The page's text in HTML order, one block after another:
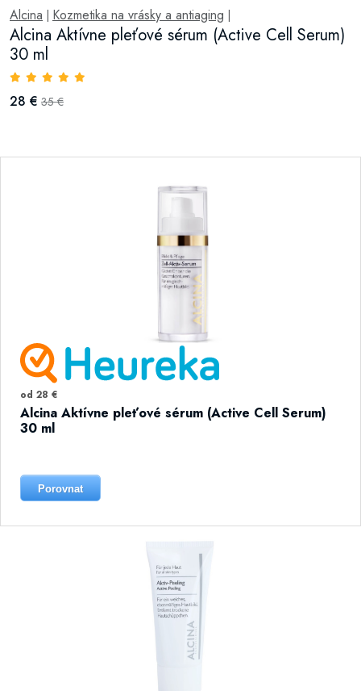
Alcina Kozmetika na vrásky a antiaging
Alcina Aktívne pleťové sérum (Active Cell Serum)
30 ml
28 € 35 €
od 28 €
Alcina Aktívne pleťové sérum (Active Cell Serum)
30 ml
Porovnat